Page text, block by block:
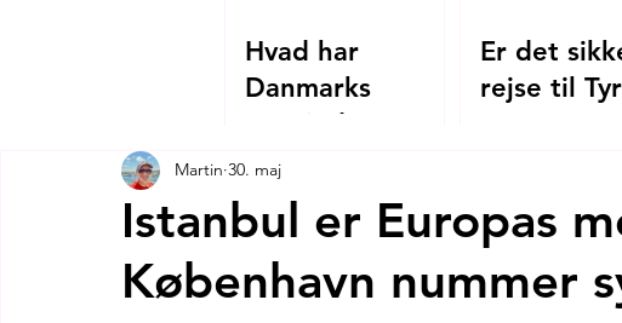
Hvad har
Danmarks
Grevinde Danner
og Hagia
Sophias
kejserinde
Theodora
tilfælles?
Er det
rejse til
Istanbul er Europas
København nummer
Martin 30. maj